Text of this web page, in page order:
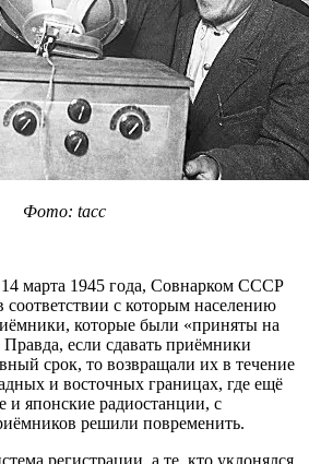
Фото: tacc
марта 1945 года, Совнарком СССР
соответствии с которым населению
которые были «приняты на
если сдавать приёмники
срок, то возвращали их в течение
и восточных границах, где ещё
и японские радиостанции, с
решили повременить.
регистрации, а те, кто уклонялся